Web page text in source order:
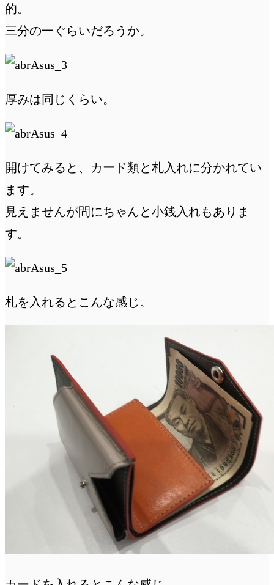
的。
三分の一ぐらいだろうか。
厚みは同じくらい。
開けてみると、カード類と札入れに分かれてい
ます。
見えませんが間にちゃんと小銭入れもありま
す。
札を入れるとこんな感じ。